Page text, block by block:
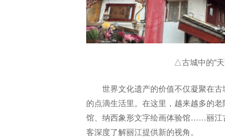
△古城中的“天
世界文化遗产的价值不仅凝聚在
的点滴生活里。在这里，越来越多的
馆、纳西象形文字绘画体验馆……丽江
客深度了解丽江提供新的视角。